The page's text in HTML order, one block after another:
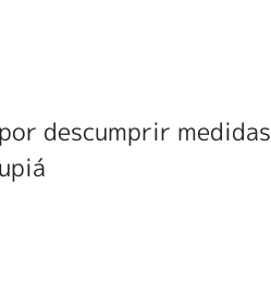
descumprir medidas